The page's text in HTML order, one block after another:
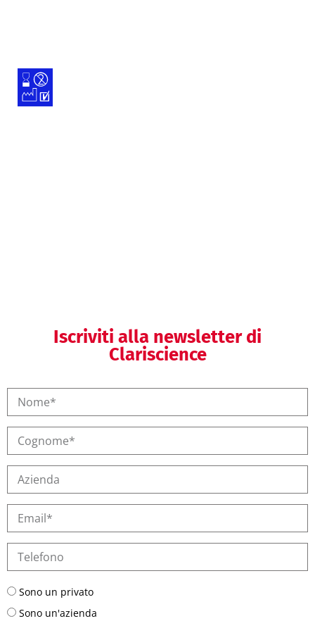
Iscriviti alla newsletter di
Clariscience
Sono un privato
Sono un'azienda